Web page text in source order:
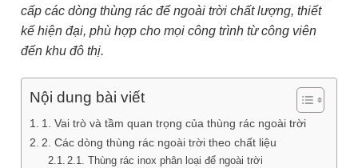
cấp các dòng thùng rác để ngoài trời chất lượng, thiết
kế hiện đại, phù hợp cho mọi công trình từ công viên
đến khu đô thị.
Nội dung bài viết
1. Vai trò và tầm quan trọng của thùng rác ngoài trời
2. Các dòng thùng rác ngoài trời theo chất liệu
2.1. Thùng rác inox phân loại để ngoài trời